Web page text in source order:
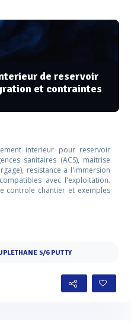
de reservoir
et contraintes
interieur pour reservoir
sanitaires (ACS), maitrise
resistance a l'immersion
avec l'exploitation.
controle chantier et exemples
5/6 PUTTY